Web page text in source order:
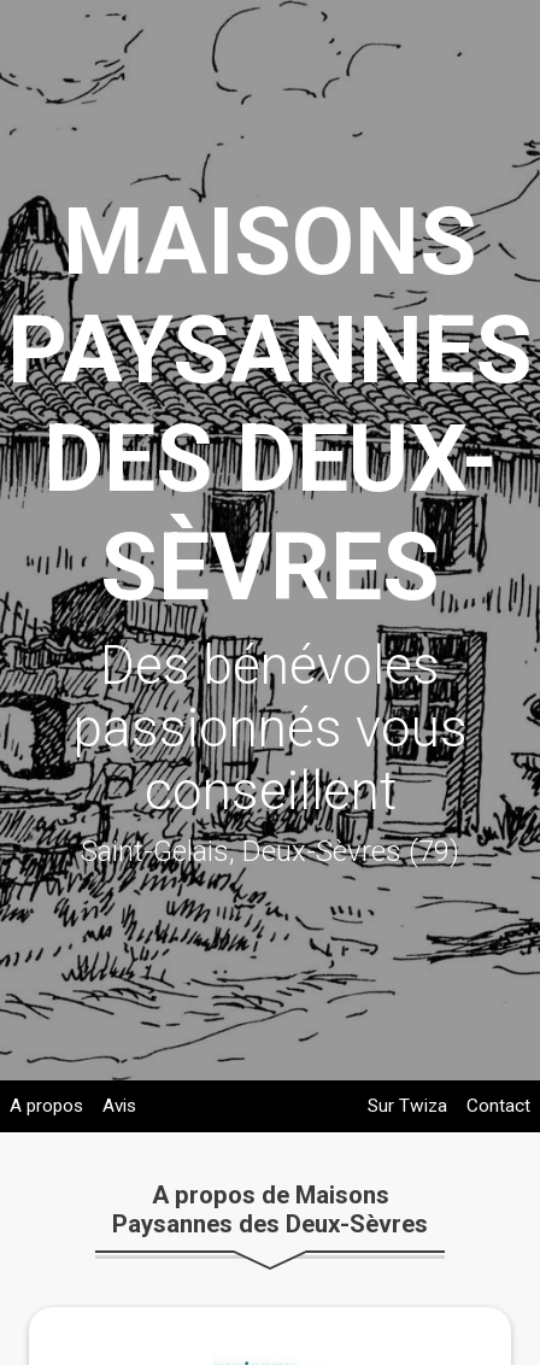
MAISONS
PAYSANNES
DES DEUX-
SÈVRES
Des bénévoles
passionnés vous
conseillent
Saint-Gelais, Deux-Sèvres (79)
A propos Avis Sur Twiza Contact
A propos de Maisons
Paysannes des Deux-Sèvres